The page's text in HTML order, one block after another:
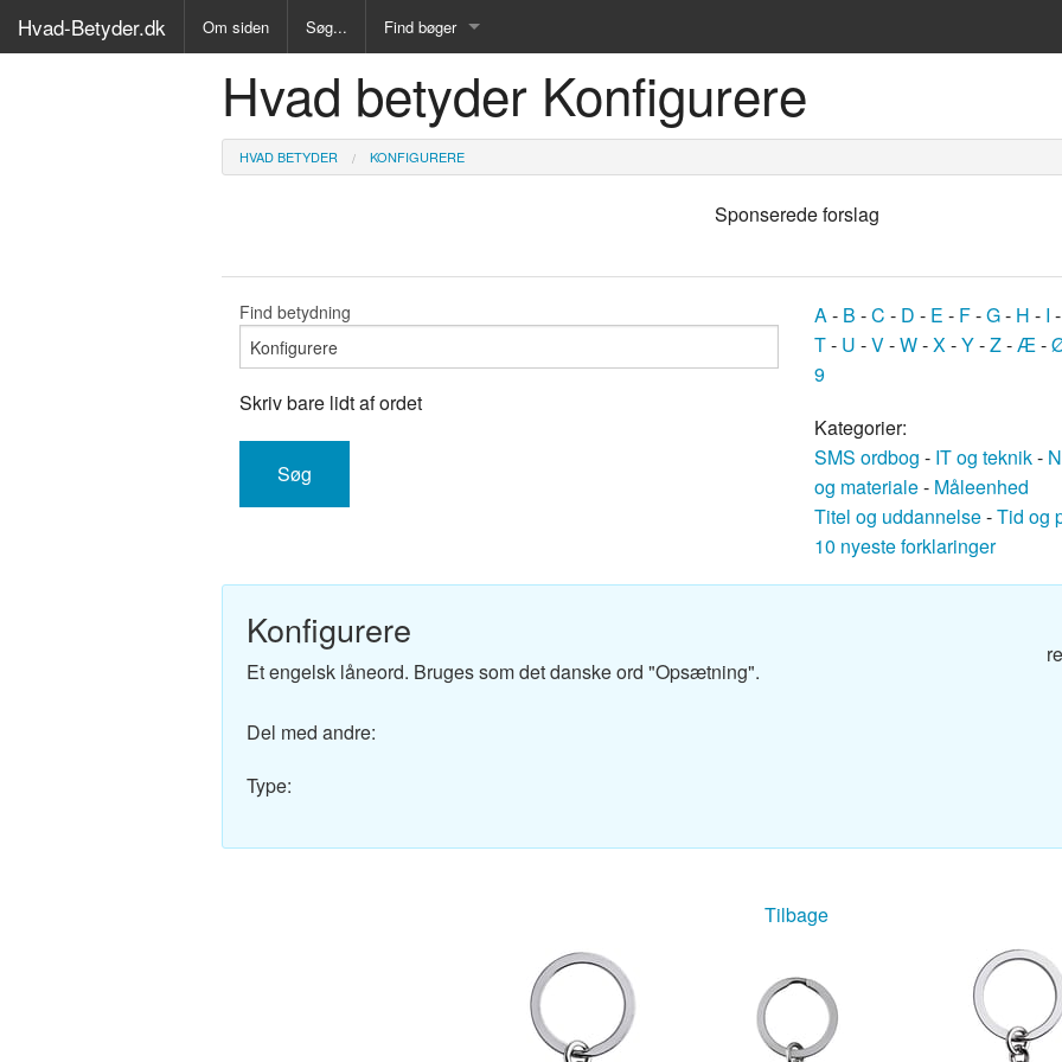
Hvad-Betyder.dk Om siden Søg... Find bøger
Alle Bøger
Ordbog over det danske sprog
Kryds- og tværsordbog
Russisk-Dansk ordbog
Portugisisk-Dansk ordbog
Hvad betyder Konfigurere
HVAD BETYDER KONFIGURERE
Sponserede forslag
Find betydning
Skriv bare lidt af ordet
A- B -C - D - E - F-G- H - I -
T- U -V-W-X-Y-Z-Æ-
9
Kategorier:
SMS ordbog - IT og teknik-
og materiale- Måleenhed
Titel og uddannelse-Tid og
10 nyeste forklaringer
Konfigurere
Et engelsk låneord. Bruges som det danske ord "Opsætning".
Del med andre:
Type:
Tilbage